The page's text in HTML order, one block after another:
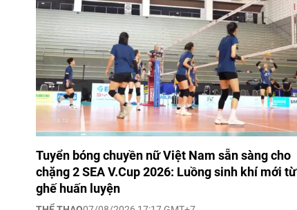
Tuyển bóng chuyền nữ Việt Nam sẵn sàng cho
chặng 2 SEA V.Cup 2026: Luồng sinh khí mới từ
ghế huấn luyện